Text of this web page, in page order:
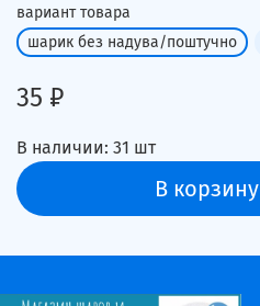
вариант товара
шарик без надува/поштучно
35 ₽
В наличии: 31 шт
В корзину